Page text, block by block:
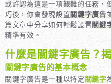
或許認為這是一項艱難的任務，
巧後，你會發現設置關鍵字廣告
篇文章中分享如何輕鬆設置關鍵
精準有效。
什麼是關鍵字廣告？
關鍵字廣告的基本概念
關鍵字廣告是一種以特定關鍵字